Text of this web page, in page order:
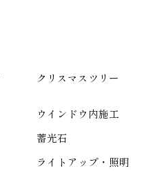
クリスマスツリー
ウインドウ内施工
蓄光石
ライトアップ・照明